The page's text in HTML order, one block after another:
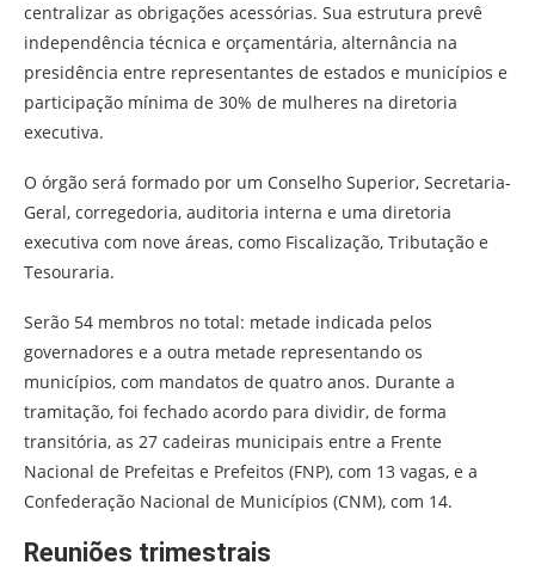
centralizar as obrigações acessórias. Sua estrutura prevê
independência técnica e orçamentária, alternância na
presidência entre representantes de estados e municípios e
participação mínima de 30% de mulheres na diretoria
executiva.
O órgão será formado por um Conselho Superior, Secretaria-
Geral, corregedoria, auditoria interna e uma diretoria
executiva com nove áreas, como Fiscalização, Tributação e
Tesouraria.
Serão 54 membros no total: metade indicada pelos
governadores e a outra metade representando os
municípios, com mandatos de quatro anos. Durante a
tramitação, foi fechado acordo para dividir, de forma
transitória, as 27 cadeiras municipais entre a Frente
Nacional de Prefeitas e Prefeitos (FNP), com 13 vagas, e a
Confederação Nacional de Municípios (CNM), com 14.
Reuniões trimestrais